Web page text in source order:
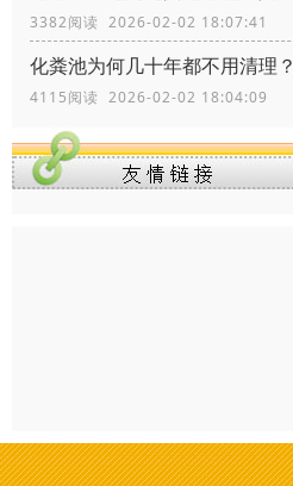
3382阅读 2026-02-02 18:07:41
4115阅读 2026-02-02 18:04:09